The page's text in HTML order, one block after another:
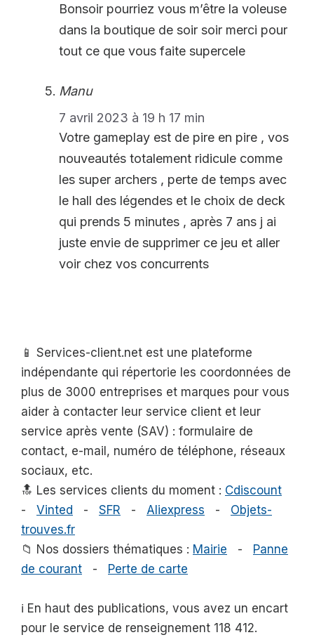
Bonsoir pourriez vous m’être la voleuse
dans la boutique de soir soir merci pour
tout ce que vous faite supercele
Manu
7 avril 2023 à 19 h 17 min
Votre gameplay est de pire en pire , vos
nouveautés totalement ridicule comme
les super archers , perte de temps avec
le hall des légendes et le choix de deck
qui prends 5 minutes , après 7 ans j ai
juste envie de supprimer ce jeu et aller
voir chez vos concurrents
📱 Services-client.net est une plateforme
indépendante qui répertorie les coordonnées de
plus de 3000 entreprises et marques pour vous
aider à contacter leur service client et leur
service après vente (SAV) : formulaire de
contact, e-mail, numéro de téléphone, réseaux
sociaux, etc.
🔝 Les services clients du moment : Cdiscount
- Vinted - SFR - Aliexpress - Objets-
trouves.fr
📁 Nos dossiers thématiques : Mairie - Panne
de courant - Perte de carte
ℹ️ En haut des publications, vous avez un encart
pour le service de renseignement 118 412.